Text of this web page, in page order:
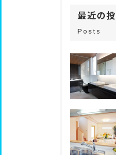
最近の
Posts